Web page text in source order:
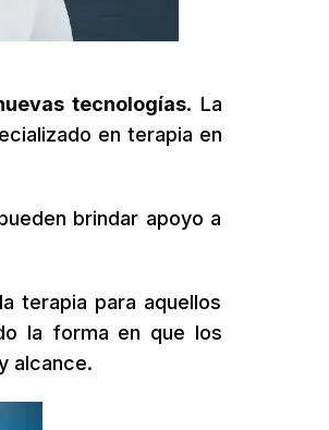
tecnologías. La
en terapia en
brindar apoyo a
terapia para aquellos
la forma en que los
alcance.